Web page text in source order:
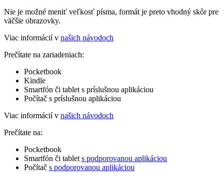
Nie je možné meniť veľkosť písma, formát je preto vhodný skôr pre
väčšie obrazovky.
Viac informácií v našich návodoch
Prečítate na zariadeniach:
Pocketbook
Kindle
Smartfón či tablet s príslušnou aplikáciou
Počítač s príslušnou aplikáciou
Viac informácií v našich návodoch
Prečítate na:
Pocketbook
Smartfón či tablet s podporovanou aplikáciou
Počítač s podporovanou aplikáciou